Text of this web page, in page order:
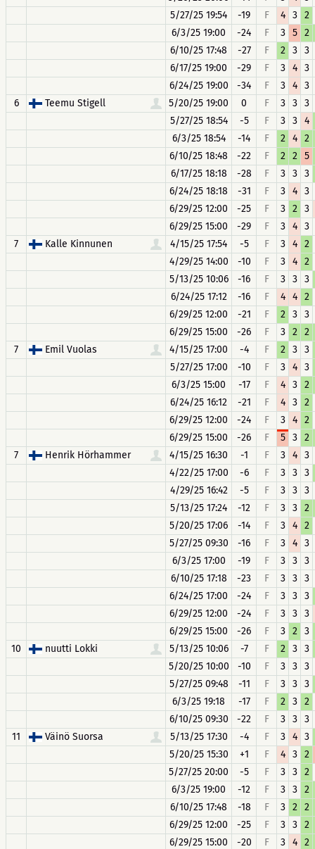
5/27/25 19:54
-19 F 4 3
2
6/3/25 19:00
-24 F 3 5
2
6/10/25 17:48
-27 F 2 3
3
6/17/25 19:00
-29 F 3 4
3
6/24/25 19:00
-34 F 3 4
3
6
Teemu Stigell 5/20/25 19:00 0 F 3 3
3
5/27/25 18:54
-5 F 3 3
4
6/3/25 18:54
-14 F 2 4
2
6/10/25 18:48
-22 F 2 2
5
6/17/25 18:18
-28 F 3 3
3
6/24/25 18:18
-31 F 3 4
3
6/29/25 12:00
-25 F 3 2
3
6/29/25 15:00
-29 F 3 4
3
7
Kalle Kinnunen 4/15/25 17:54 -5 F 3 4
2
4/29/25 14:00
-10 F 3 4
2
5/13/25 10:06
-16 F 3 3
3
6/24/25 17:12
-16 F 4 4
2
6/29/25 12:00
-21 F 2 3
3
6/29/25 15:00
-26 F 3 2
2
7
Emil Vuolas 4/15/25 17:00 -4 F 2 3
3
5/27/25 17:00
-10 F 3 4
3
6/3/25 15:00
-17 F 4 3
2
6/24/25 16:12
-21 F 4 3
2
6/29/25 12:00
-24 F 3 4
2
6/29/25 15:00
-26 F 5 3
2
7
Henrik Hörhammer 4/15/25 16:30 -1 F 3 4
3
4/22/25 17:00
-6 F 3 3
3
4/29/25 16:42
-5 F 3 3
3
5/13/25 17:24
-12 F 3 3
2
5/20/25 17:06
-14 F 3 4
2
5/27/25 09:30
-16 F 3 4
3
6/3/25 17:00
-19 F 3 3
3
6/10/25 17:18
-23 F 3 3
3
6/24/25 17:00
-24 F 3 3
3
6/29/25 12:00
-24 F 3 3
3
6/29/25 15:00
-26 F 3 2
3
10
nuutti Lokki 5/13/25 10:06 -7 F 2 3
3
5/20/25 10:00
-10 F 3 3
3
5/27/25 09:48
-11 F 3 3
3
6/3/25 19:18
-17 F 2 3
2
6/10/25 09:30
-22 F 3 3
3
11
Väinö Suorsa 5/13/25 17:30 -4 F 3 4
3
5/20/25 15:30
+1 F 4 3
2
5/27/25 20:00
-5 F 3 3
2
6/3/25 19:00
-12 F 3 3
2
6/10/25 17:48
-18 F 3 2
2
6/29/25 12:00
-25 F 3 3
2
6/29/25 15:00
-20 F 3 4
2